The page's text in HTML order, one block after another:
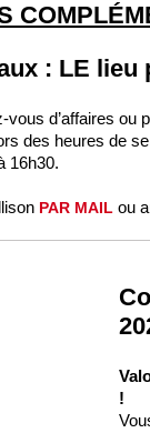
: LE
d’affaires ou
des heures de
16h30.
PAR MAIL ou
!